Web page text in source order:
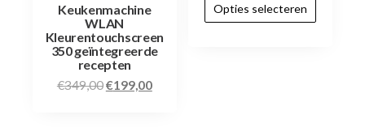
Keukenmachine
WLAN
Kleurentouchscreen
350 geïntegreerde
recepten
€349,00€199,00
Opties selecteren